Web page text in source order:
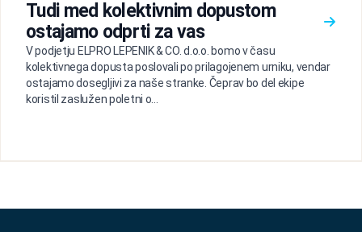
Tudi med kolektivnim dopustom
ostajamo odprti za vas
V podjetju ELPRO LEPENIK & CO. d.o.o. bomo v času
kolektivnega dopusta poslovali po prilagojenem urniku, vendar
ostajamo dosegljivi za naše stranke. Čeprav bo del ekipe
koristil zaslužen poletni o...